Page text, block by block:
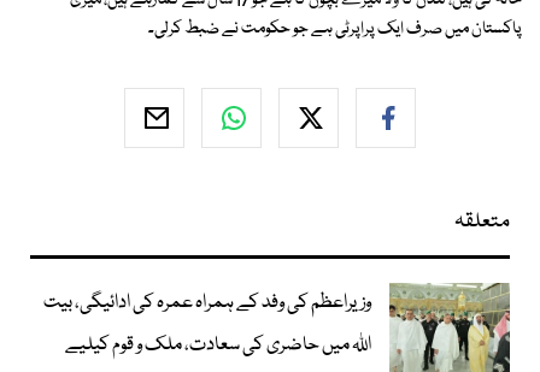
پاکستان میں صرف ایک پراپرٹی ہے جو حکومت نے ضبط کرلی۔
متعلقہ
وزیراعظم کی وفد کے ہمراہ عمرہ کی ادائیگی، بیت
اللہ میں حاضری کی سعادت، ملک و قوم کیلیے